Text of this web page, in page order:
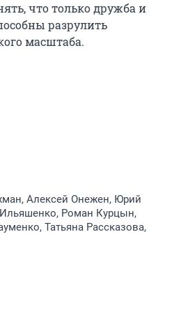
что только дружба и
разрулить
масштаба.
Алексей Онежен, Юрий
Роман Курцын,
Татьяна Рассказова,